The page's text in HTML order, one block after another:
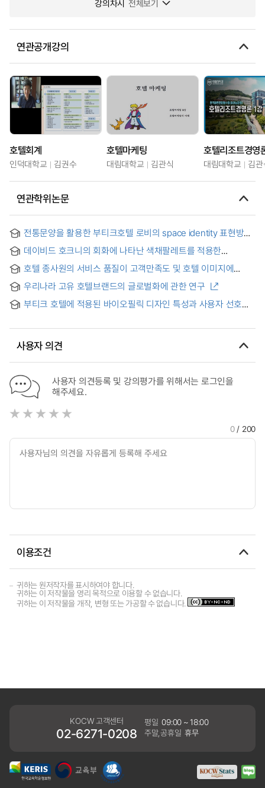
강의차시 전체보기
연관공개강의
호텔회계
인덕대학교 김권수
호텔마케팅
대림대학교 김관식
호텔리조트경영
대림대학교 김
연관학위논문
전통문양을 활용한 부티크호텔 로비의 space identity 표현방법
데이비드 호크니의 회화에 나타난 색채팔레트를 적용한
Color Palette of David Hockney’s Paintings.
호텔 종사원의 서비스 품질이 고객만족도 및 호텔 이미지에
우리나라 고유 호텔브랜드의 글로벌화에 관한 연구
부티크 호텔에 적용된 바이오필릭 디자인 특성과 사용자 선호도
사용자 의견
사용자 의견등록 및 강의평가를 위해서는 로그인을
해주세요.
0/ 200
이용조건
귀하는 원저작자를 표시하여야 합니다.
귀하는 이 저작물을 영리 목적으로 이용할 수 없습니다.
귀하는 이 저작물을 개작, 변형 또는 가공할 수 없습니다.
KOCW 고객센터
02-6271-0208
평일 09:00 ~ 18:00
주말,공휴일 휴무